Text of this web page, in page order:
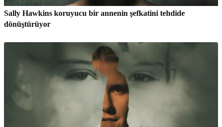
Sally Hawkins koruyucu bir annenin şefkatini tehdide
dönüştürüyor